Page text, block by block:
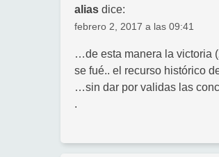
alias dice:
febrero 2, 2017 a las 09:41
…de esta manera la victoria
se fué.. el recurso histórico
…sin dar por validas las
.